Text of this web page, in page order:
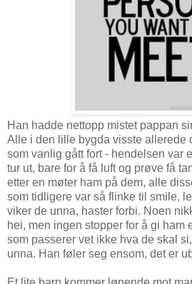
Han hadde nettopp mistet pappan
Alle i den lille bygda visste allerede
som vanlig gått fort - hendelsen var
tur ut, bare for å få luft og prøve få
etter en møter ham på dem, alle
som tidligere var så flinke til smile,
viker de unna, haster forbi. Noen
hei, men ingen stopper for å gi ham
som passerer vet ikke hva de skal
unna. Han føler seg ensom, det er